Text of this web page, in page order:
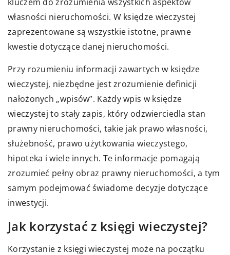
własności nieruchomości. W księdze wieczystej
zaprezentowane są wszystkie istotne, prawne
kwestie dotyczące danej nieruchomości.
Przy rozumieniu informacji zawartych w księdze
wieczystej, niezbędne jest zrozumienie definicji
nałożonych „wpisów”. Każdy wpis w księdze
wieczystej to stały zapis, który odzwierciedla stan
prawny nieruchomości, takie jak prawo własności,
służebność, prawo użytkowania wieczystego,
hipoteka i wiele innych. Te informacje pomagają
zrozumieć pełny obraz prawny nieruchomości, a tym
samym podejmować świadome decyzje dotyczące
inwestycji.
Jak korzystać z księgi wieczystej?
Korzystanie z księgi wieczystej może na początku